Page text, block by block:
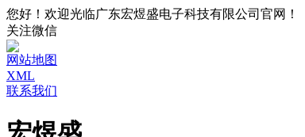
您好！欢迎光临广东宏煜盛电子科技有限公司官网！
关注微信
网站地图
XML
联系我们